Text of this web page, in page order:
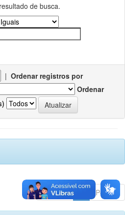
de busca.
| Ordenar registros por
Ordenar
Anterior Póximo